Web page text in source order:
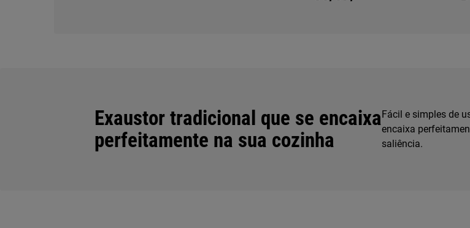
Exaustor tradicional que se encaixa
perfeitamente na sua cozinha
Fácil e simples de
encaixa
saliência.